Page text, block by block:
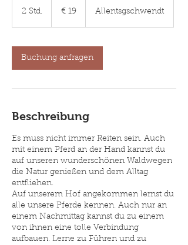
2 Std.
d
.
Euro
€ 19 Allentsgschwendt
Buchung anfragen
Beschreibung
Es muss nicht immer Reiten sein. Auch
mit einem Pferd an der Hand kannst du
auf unseren wunderschönen Waldwegen
die Natur genießen und dem Alltag
entfliehen.
Auf unserem Hof angekommen lernst du
alle unsere Pferde kennen. Auch nur an
einem Nachmittag kannst du zu einem
von ihnen eine tolle Verbindung
aufbauen. Lerne zu Führen und zu